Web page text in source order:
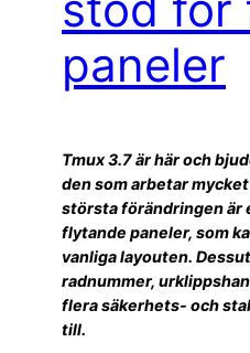
paneler
Tmux 3.7 är här och
den som arbetar
största förändringen är
flytande paneler, som
vanliga layouten.
radnummer,
flera säkerhets- och
till.